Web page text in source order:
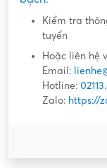
Kiểm tra
tuyển
Hoặc liên hệ
Email:
Hotline:
Zalo: https://